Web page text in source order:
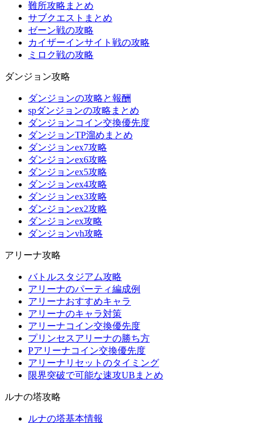
難所攻略まとめ
サブクエストまとめ
ゼーン戦の攻略
カイザーインサイト戦の攻略
ミロク戦の攻略
ダンジョン攻略
ダンジョンの攻略と報酬
spダンジョンの攻略まとめ
ダンジョンコイン交換優先度
ダンジョンTP溜めまとめ
ダンジョンex7攻略
ダンジョンex6攻略
ダンジョンex5攻略
ダンジョンex4攻略
ダンジョンex3攻略
ダンジョンex2攻略
ダンジョンex攻略
ダンジョンvh攻略
アリーナ攻略
バトルスタジアム攻略
アリーナのパーティ編成例
アリーナおすすめキャラ
アリーナのキャラ対策
アリーナコイン交換優先度
プリンセスアリーナの勝ち方
Pアリーナコイン交換優先度
アリーナリセットのタイミング
限界突破で可能な速攻UBまとめ
ルナの塔攻略
ルナの塔基本情報